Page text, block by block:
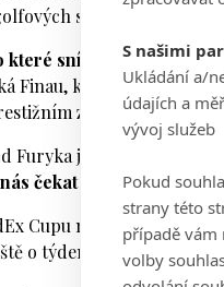
S našimi
Ukládání a/
údajích a
vývoj služeb
Pokud
strany této
případě vám
volby
sezon. Jiní hráči v
které sním od svých
Finau, který letos skončil
zámořském
Furyka je tak hodně
čekat TOUR
Cupu na čtvrtém místě
o týden a vyrazil do